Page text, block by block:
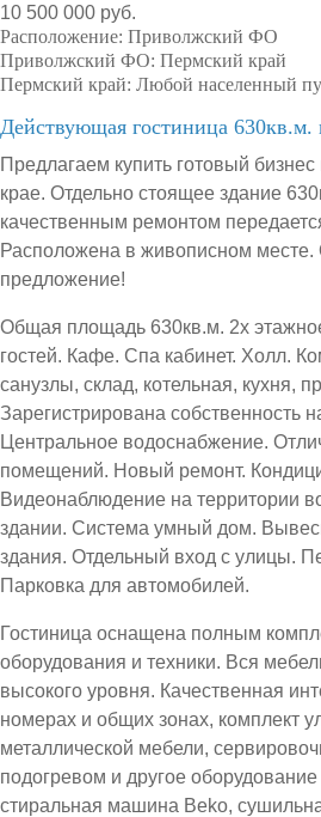
10 500 000 руб.
Расположение: Приволжский ФО
Приволжский ФО: Пермский край
Пермский край: Любой населенный
Действующая гостиница 630кв.м.
Предлагаем купить готовый
крае. Отдельно стоящее здание
качественным ремонтом
Расположена в живописном месте.
предложение!
Общая площадь 630кв.м. 2х
гостей. Кафе. Спа кабинет. Холл.
санузлы, склад, котельная, кухня,
Зарегистрирована собственность
Центральное водоснабжение.
помещений. Новый ремонт.
Видеонаблюдение на территории
здании. Система умный дом.
здания. Отдельный вход с улицы.
Парковка для автомобилей.
Гостиница оснащена полным
оборудования и техники. Вся
высокого уровня. Качественная
номерах и общих зонах, комплект
металлической мебели,
подогревом и другое
стиральная машина Beko,